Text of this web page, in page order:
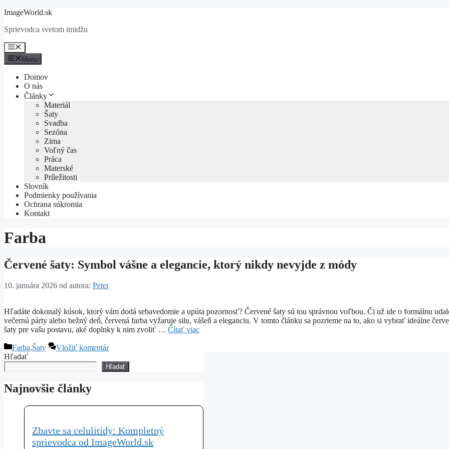
Preskočiť
obsah
ImageWorld.sk
Sprievodca svetom imidžu
Menu
Menu
Domov
O nás
Články
Materiál
Šaty
Svadba
Sezóna
Zima
Voľný čas
Práca
Materské
Príležitosti
Slovník
Podmienky používania
Ochrana súkromia
Kontakt
Farba
Červené šaty: Symbol vášne a elegancie, ktorý nikdy nevyjde z módy
10. januára 2026 od autora: Peter
Hľadáte dokonalý kúsok, ktorý vám dodá sebavedomie a upúta pozornosť? Červené šaty sú tou správnou voľbou. Či už ide o formálnu
večernú párty alebo bežný deň, červená farba vyžaruje silu, vášeň a eleganciu. V tomto článku sa pozrieme na to, ako si vybrať ideálne
šaty pre vašu postavu, aké doplnky k nim zvoliť … Čítať viac
Kategórie
Farba,Šaty
Vložiť komentár
Hľadať
Hľadať
Najnovšie články
Zbavte sa celulitídy: Kompletný
sprievodca od ImageWorld.sk